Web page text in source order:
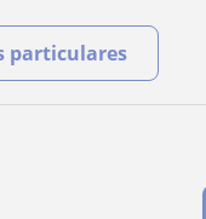
particulares